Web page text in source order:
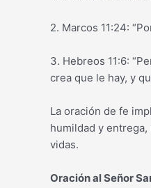
2. Marcos 11:24:
3. Hebreos 11:6:
crea que le hay, y
La oración de fe
humildad y
vidas.
Oración al Señor